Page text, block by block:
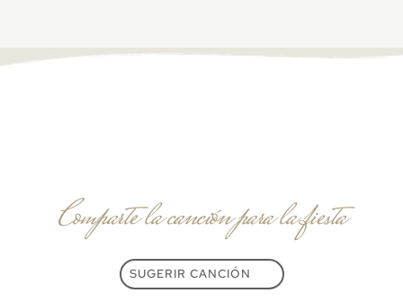
Comparte la canción para la fiesta
SUGERIR CANCIÓN